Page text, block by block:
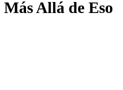
Más Allá de Eso